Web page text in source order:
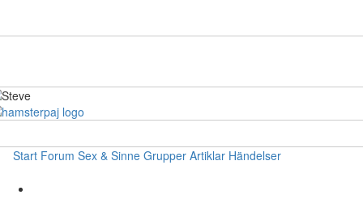
Start Forum Sex & Sinne Grupper Artiklar Händelser